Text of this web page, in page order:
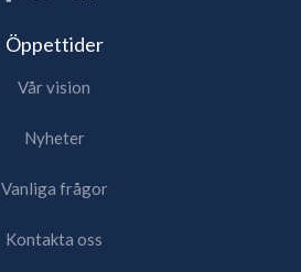
Öppettider
Vår vision
Nyheter
Vanliga frågor
Kontakta oss